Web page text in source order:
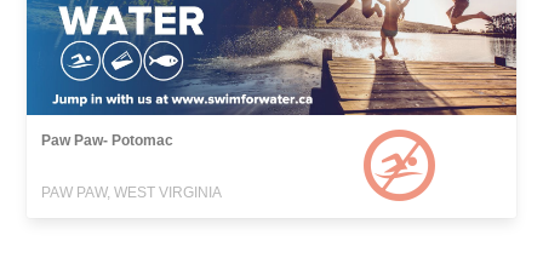
Paw Paw- Potomac
PAW PAW, WEST VIRGINIA